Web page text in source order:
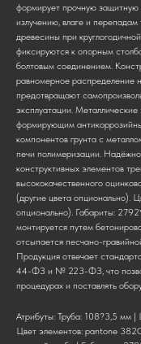
формирует прочную защитную
излучению, влаге и
древесины при
фиксируются к опорным
болтовым соединением.
равномерное распределение
предотвращают
эксплуатации.
формирующим
компонентов грунта с
печи полимеризации.
конструктивных элементов
высококачественного
(другие цвета опционально).
опционально). Габариты:
монтируется путем
отсыпается песчано-
Продукция отвечает
44-ФЗ и № 223-ФЗ, что
процедурах и поставлять
Атрибуты: Труба: 108?3,5 мм |
Цвет элементов: pantone